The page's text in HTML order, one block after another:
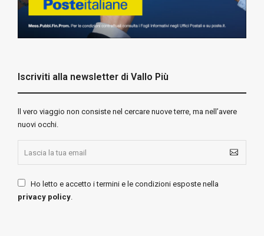
Iscriviti alla newsletter di Vallo Più
ll vero viaggio non consiste nel cercare nuove terre, ma nell’avere
nuovi occhi.
Ho letto e accetto i termini e le condizioni esposte nella
privacy policy.